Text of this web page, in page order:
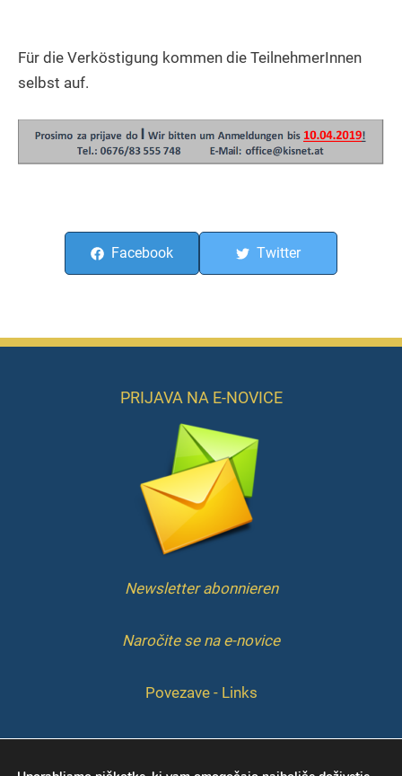
Für die Verköstigung kommen die TeilnehmerInnen
selbst auf.
Facebook Twitter
PRIJAVA NA E-NOVICE
Newsletter abonnieren
Naročite se na e-novice
Povezave - Links
IMPRESSUM